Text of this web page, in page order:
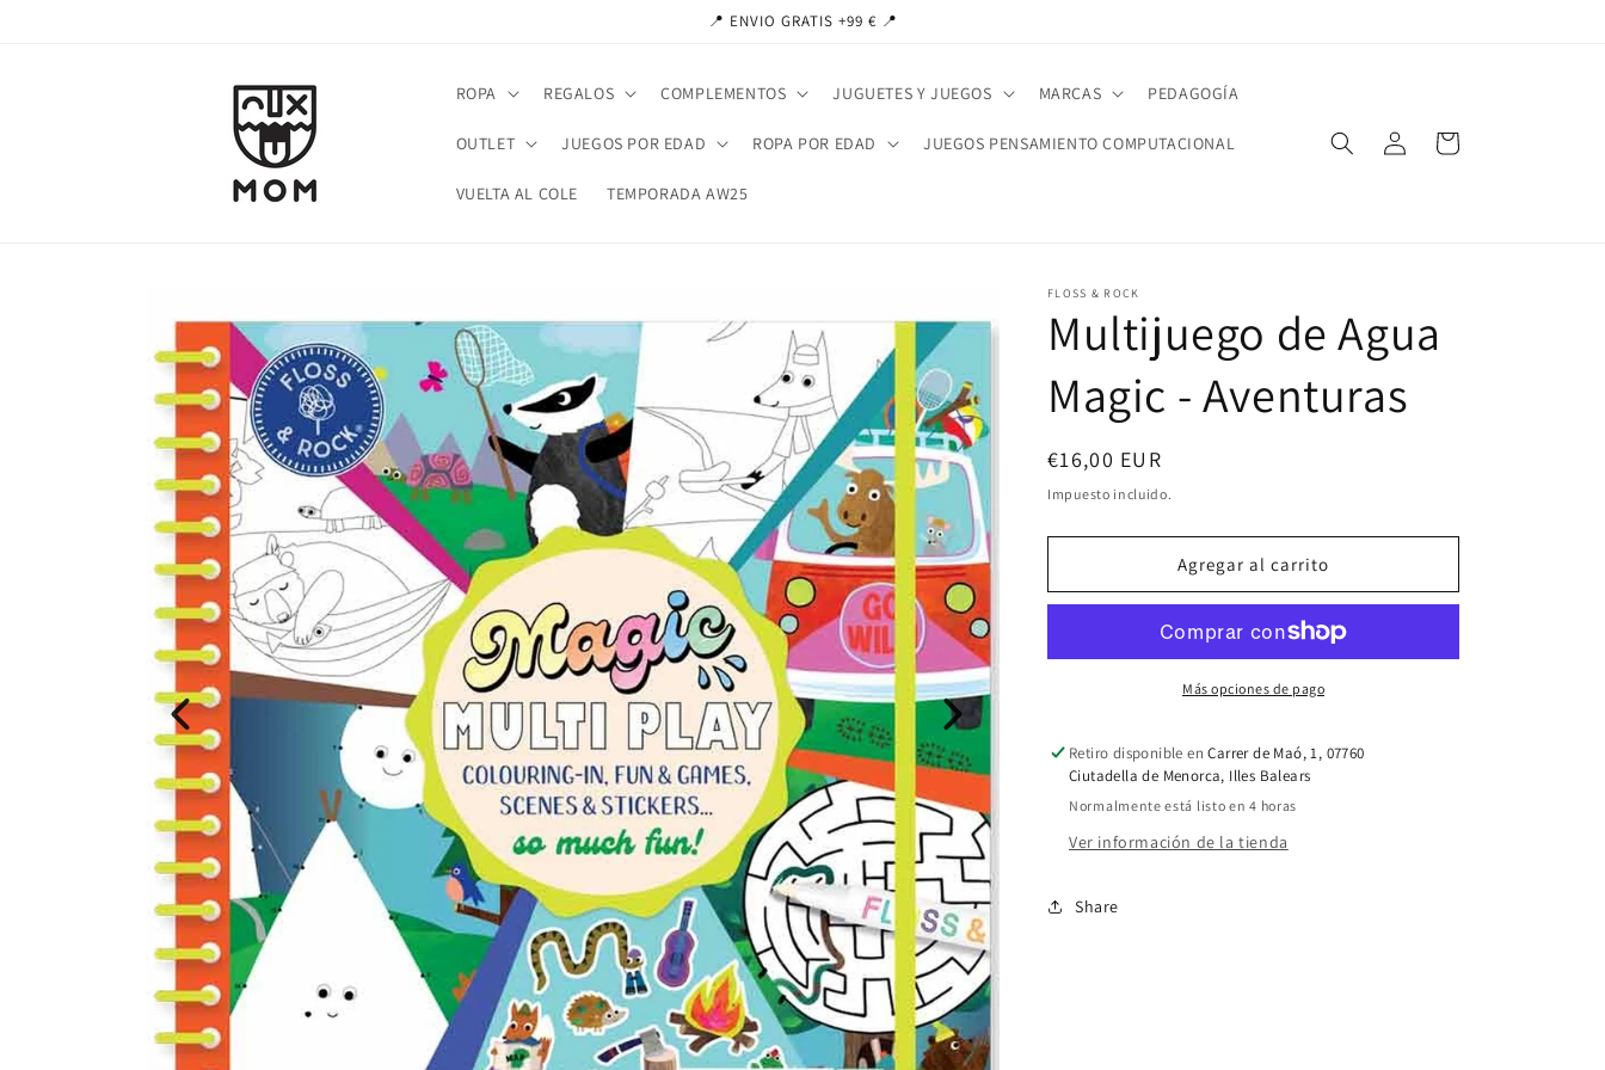
📍 ENVIO GRATIS +99 € 📍
ROPA REGALOS COMPLEMENTOS JUGUETES Y JUEGOS MARCAS PEDAGOGÍA
OUTLET JUEGOS POR EDAD ROPA POR EDAD JUEGOS PENSAMIENTO COMPUTACIONAL
VUELTA AL COLE TEMPORADA AW25
Iniciar
sesión
Carrito
FLOSS & ROCK
Multijuego de Agua
Magic - Aventuras
Precio
habitual
€16,00 EUR
Impuesto incluido.
Agregar al carrito
Más opciones de pago
Retiro disponible enCarrer de Maó, 1, 07760
Ciutadella de Menorca, Illes Balears
Normalmente está listo en 4 horas
Ver información de la tienda
Share